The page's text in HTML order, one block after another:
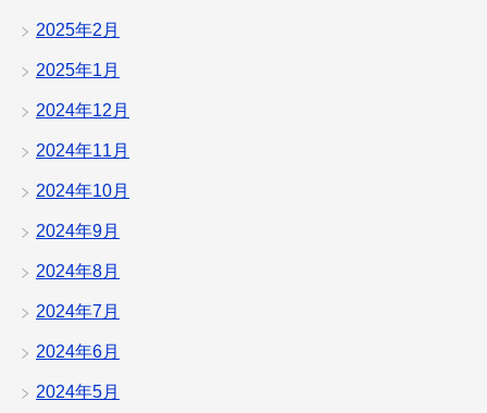
2025年2月
2025年1月
2024年12月
2024年11月
2024年10月
2024年9月
2024年8月
2024年7月
2024年6月
2024年5月